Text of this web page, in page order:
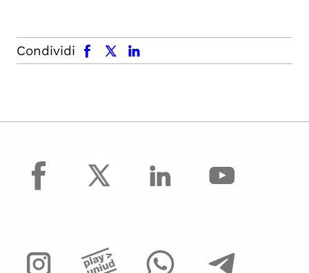
Condividi
facebook x.com linkedin
facebook